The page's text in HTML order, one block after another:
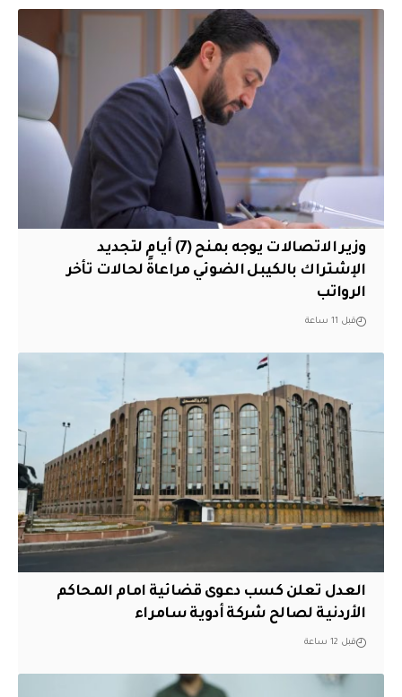
وزير الاتصالات يوجه بمنح (7) أيام لتجديد
الإشتراك بالكيبل الضوئي مراعاةً لحالات تأخر
الرواتب
قبل 11 ساعة
العدل تعلن كسب دعوى قضائية امام المحاكم
الأردنية لصالح شركة أدوية سامراء
قبل 12 ساعة